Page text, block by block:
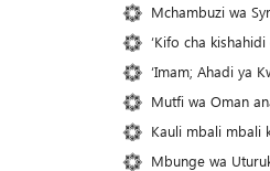
Mchambuzi wa
‘Kifo cha
‘Imam; Ahadi ya
Mutfi wa Oman
Kauli mbali mbali
Mbunge wa